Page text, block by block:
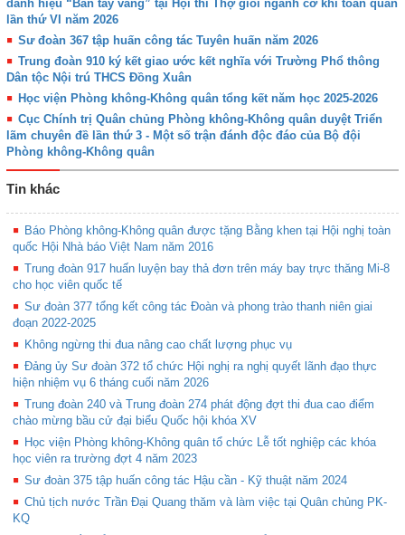
danh hiệu “Bàn tay vàng” tại Hội thi Thợ giỏi ngành cơ khí toàn quân
lần thứ VI năm 2026
Sư đoàn 367 tập huấn công tác Tuyên huấn năm 2026
Trung đoàn 910 ký kết giao ước kết nghĩa với Trường Phổ thông
Dân tộc Nội trú THCS Đồng Xuân
Học viện Phòng không-Không quân tổng kết năm học 2025-2026
Cục Chính trị Quân chủng Phòng không-Không quân duyệt Triển
lãm chuyên đề lần thứ 3 - Một số trận đánh độc đáo của Bộ đội
Phòng không-Không quân
Tin khác
Báo Phòng không-Không quân được tặng Bằng khen tại Hội nghị toàn
quốc Hội Nhà báo Việt Nam năm 2016
Trung đoàn 917 huấn luyện bay thả đơn trên máy bay trực thăng Mi-8
cho học viên quốc tế
Sư đoàn 377 tổng kết công tác Đoàn và phong trào thanh niên giai
đoạn 2022-2025
Không ngừng thi đua nâng cao chất lượng phục vụ
Đảng ủy Sư đoàn 372 tổ chức Hội nghị ra nghị quyết lãnh đạo thực
hiện nhiệm vụ 6 tháng cuối năm 2026
Trung đoàn 240 và Trung đoàn 274 phát động đợt thi đua cao điểm
chào mừng bầu cử đại biểu Quốc hội khóa XV
Học viện Phòng không-Không quân tổ chức Lễ tốt nghiệp các khóa
học viên ra trường đợt 4 năm 2023
Sư đoàn 375 tập huấn công tác Hậu cần - Kỹ thuật năm 2024
Chủ tịch nước Trần Đại Quang thăm và làm việc tại Quân chủng PK-
KQ